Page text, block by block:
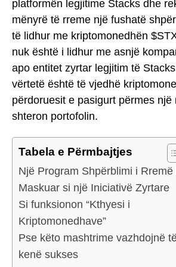
platformën legjitime Stacks dhe
mënyrë të rreme një fushatë
të lidhur me kriptomonedhën
nuk është i lidhur me asnjë
apo entitet zyrtar legjitim të
vërtetë është të vjedhë
përdoruesit e pasigurt përmes një
shteron portofolin.
Tabela e Përmbajtjes
Një Program Shpërblimi i Rremë
Maskuar si një Iniciativë Zyrtare
Si funksionon “Kthyesi i
Kriptomonedhave”
Pse këto mashtrime vazhdojnë
kenë sukses